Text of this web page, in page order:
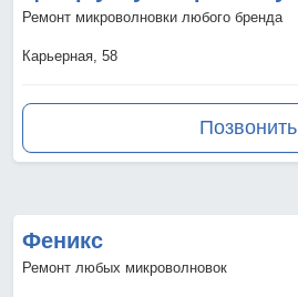
Ремонт микроволновки любого бренда
Карьерная, 58
Позвонить
Феникс
Ремонт любых микроволновок